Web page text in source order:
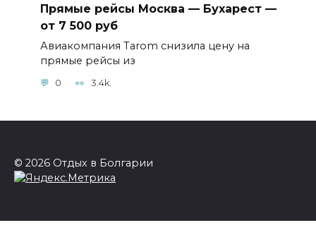
Прямые рейсы Москва — Бухарест —
от 7 500 руб
Авиакомпания Tarom снизила цену на
прямые рейсы из
0 3.4k.
© 2026 Отдых в Болгарии